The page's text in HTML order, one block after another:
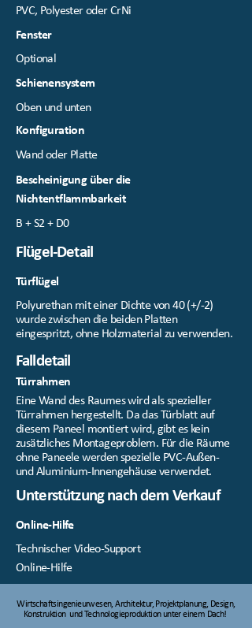
PVC, Polyester oder CrNi
Fenster
Optional
Schienensystem
Oben und unten
Konfiguration
Wand oder Platte
Bescheinigung über die
Nichtentflammbarkeit
B + S2 + D0
Flügel-Detail
Türflügel
Polyurethan mit einer Dichte von 40 (+/-2)
wurde zwischen die beiden Platten
eingespritzt, ohne Holzmaterial zu verwenden.
Falldetail
Türrahmen
Eine Wand des Raumes wird als spezieller
Türrahmen hergestellt. Da das Türblatt auf
diesem Paneel montiert wird, gibt es kein
zusätzliches Montageproblem. Für die Räume
ohne Paneele werden spezielle PVC-Außen-
und Aluminium-Innengehäuse verwendet.
Unterstützung nach dem Verkauf
Online-Hilfe
Technischer Video-Support
Online-Hilfe
Wirtschaftsingenieurwesen, Architektur, Projektplanung, Design,
Konstruktion und Technologieproduktion unter einem Dach!